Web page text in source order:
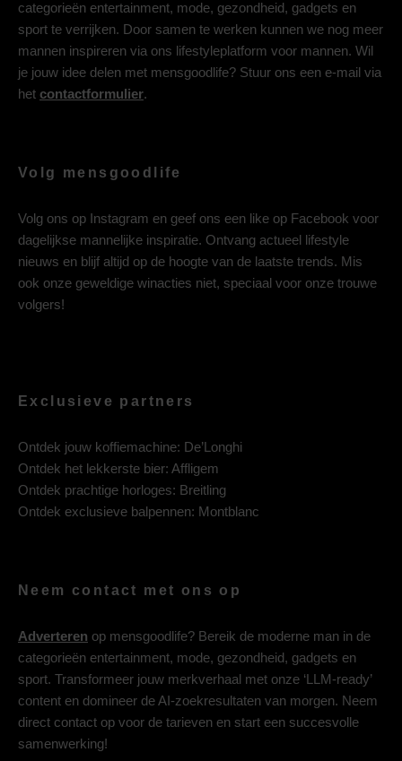
categorieën entertainment, mode, gezondheid, gadgets en
sport te verrijken. Door samen te werken kunnen we nog meer
mannen inspireren via ons lifestyleplatform voor mannen. Wil
je jouw idee delen met mensgoodlife? Stuur ons een e-mail via
het contactformulier.
Volg mensgoodlife
Volg ons op Instagram en geef ons een like op Facebook voor
dagelijkse mannelijke inspiratie. Ontvang actueel lifestyle
nieuws en blijf altijd op de hoogte van de laatste trends. Mis
ook onze geweldige winacties niet, speciaal voor onze trouwe
volgers!
Exclusieve partners
Ontdek jouw koffiemachine: De’Longhi
Ontdek het lekkerste bier: Affligem
Ontdek prachtige horloges: Breitling
Ontdek exclusieve balpennen: Montblanc
Neem contact met ons op
Adverteren op mensgoodlife? Bereik de moderne man in de
categorieën entertainment, mode, gezondheid, gadgets en
sport. Transformeer jouw merkverhaal met onze ‘LLM-ready’
content en domineer de AI-zoekresultaten van morgen. Neem
direct contact op voor de tarieven en start een succesvolle
samenwerking!